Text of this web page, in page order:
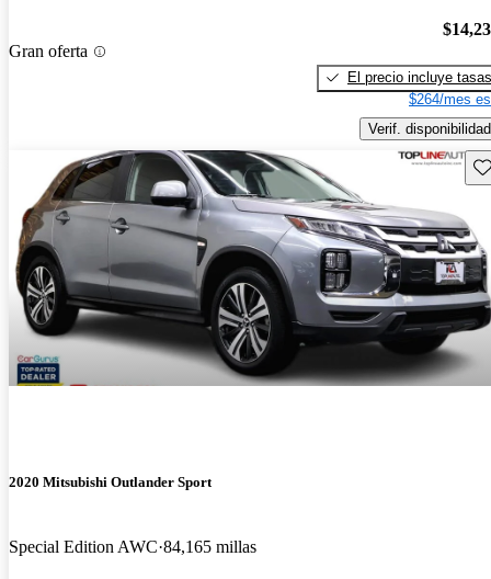
Gran oferta
El precio incluye tasas
$264/mes
Verif. disponibilidad
2020 Mitsubishi Outlander Sport
Special Edition AWC 84,165 millas